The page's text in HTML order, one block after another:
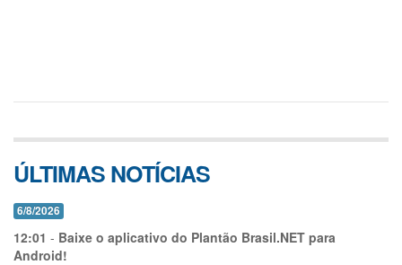
ÚLTIMAS NOTÍCIAS
6/8/2026
12:01 - Baixe o aplicativo do Plantão Brasil.NET para
Android!